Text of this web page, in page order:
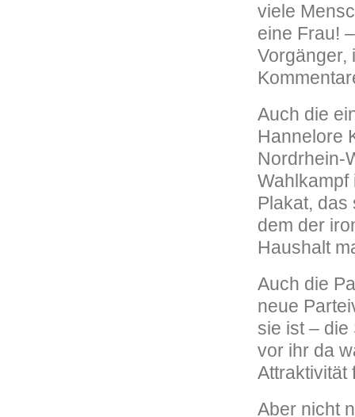
viele
eine Frau!
Vorgänger,
Auch die
Hannelore
Nordrhein-
Wahlkampf
Plakat, das
dem der
Haushalt
Auch die
neue
sie ist –
vor ihr da
Attraktivität
Aber nicht